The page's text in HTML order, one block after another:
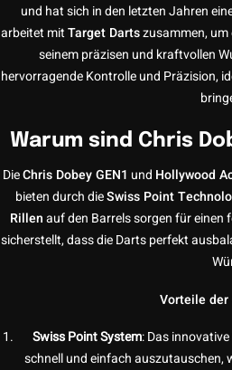
und hat sich in den letzten Jahren
arbeitet mitTarget Dartszusammen, um
seinem präzisen und kraftvollen
hervorragende Kontrolle und Präzision,
Warum sind Chris
DieChris Dobey GEN1 und Hollywood
bieten durch dieSwiss Point
Rillenauf den Barrels sorgen für einen
sicherstellt, dass die Darts perfekt
Vorteile der
Swiss Point System: Das
schnell und einfach auszutauschen,